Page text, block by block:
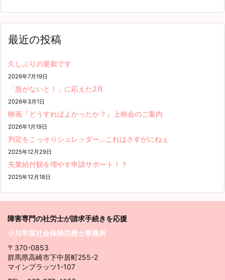
最近の投稿
久しぶりの更新です
2026年7月19日
「急がないと！」に応えた2月
2026年3月1日
映画『どうすればよかったか？』上映会のご案内
2026年1月19日
判定をこっそりシュレッダー…これはさすがにねぇ
2025年12月29日
失業給付額を増やす申請サポート！？
2025年12月18日
障害専門の社労士が請求手続きを応援
小川早苗社会保険労務士事務所
〒370-0853
群馬県高崎市下中居町255-2
マインプラッツ1-107